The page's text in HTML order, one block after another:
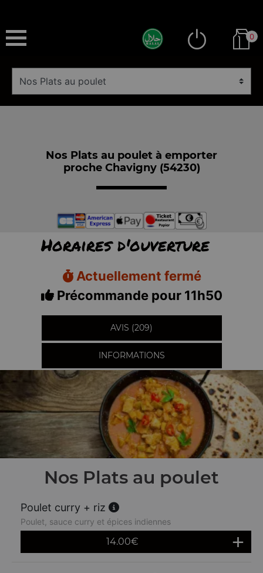
0
Nos Plats au poulet à emporter
proche Chavigny (54230)
Horaires d'ouverture
Actuellement fermé
Précommande pour 11h50
AVIS (209)
INFORMATIONS
Nos Plats au poulet
Poulet curry + riz
Poulet, sauce curry et épices indiennes
14.00€